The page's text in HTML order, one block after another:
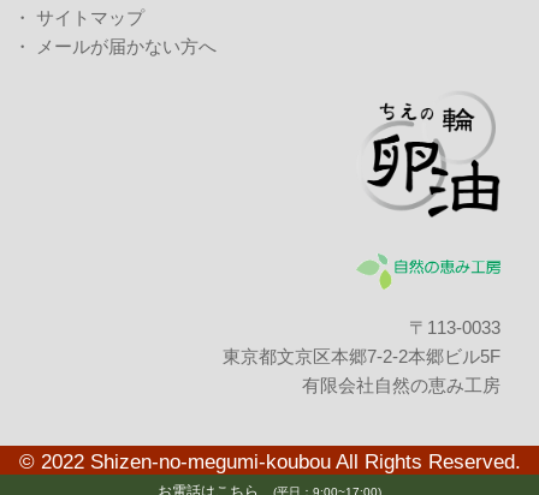
・サイトマップ
・
メールが届かない方へ
〒113-0033
東京都文京区本郷7-2-2本郷ビル5F
有限会社自然の恵み工房
© 2022 Shizen-no-megumi-koubou All Rights Reserved.
お電話はこちら (平日：9:00~17:00)